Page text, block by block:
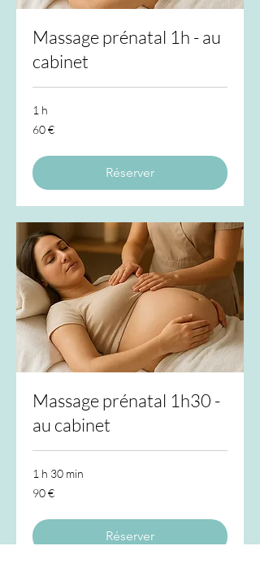
Massage prénatal 1h - au
cabinet
1 h
60
euros
60 €
Réserver
Massage prénatal 1h30 -
au cabinet
1 h 30 min
90
euros
90 €
Réserver